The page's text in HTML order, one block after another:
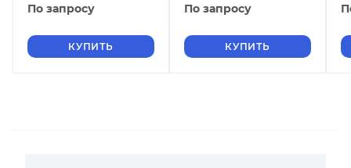
По запросу
КУПИТЬ
По запросу
КУПИТЬ